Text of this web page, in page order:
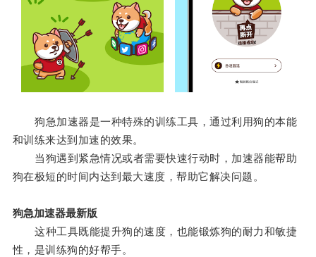
狗急加速器是一种特殊的训练工具，通过利用狗的本能
和训练来达到加速的效果。
当狗遇到紧急情况或者需要快速行动时，加速器能帮助
狗在极短的时间内达到最大速度，帮助它解决问题。
狗急加速器最新版
这种工具既能提升狗的速度，也能锻炼狗的耐力和敏捷
性，是训练狗的好帮手。